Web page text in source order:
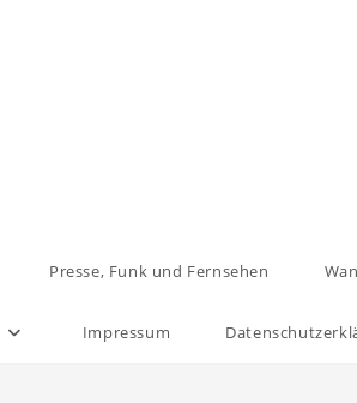
Presse, Funk und Fernsehen
Impressum